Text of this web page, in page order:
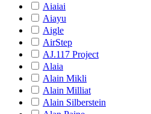
Aiaiai
Aiayu
Aigle
AirStep
AJ.117 Project
Alaia
Alain Mikli
Alain Milliat
Alain Silberstein